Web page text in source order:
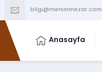
bilgi@mersinmezar.com
Anasayfa